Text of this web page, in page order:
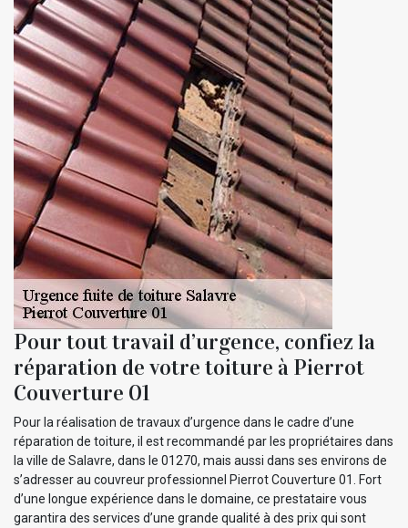
Pour tout travail d’urgence, confiez la
réparation de votre toiture à Pierrot
Couverture 01
Pour la réalisation de travaux d’urgence dans le cadre d’une
réparation de toiture, il est recommandé par les propriétaires dans
la ville de Salavre, dans le 01270, mais aussi dans ses environs de
s’adresser au couvreur professionnel Pierrot Couverture 01. Fort
d’une longue expérience dans le domaine, ce prestataire vous
garantira des services d’une grande qualité à des prix qui sont